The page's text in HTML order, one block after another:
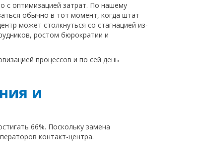
с оптимизацией затрат. По нашему
обычно в тот момент, когда штат
может столкнуться со стагнацией из-
ростом бюрократии и
процессов и по сей день
и
66%. Поскольку замена
контакт-центра.